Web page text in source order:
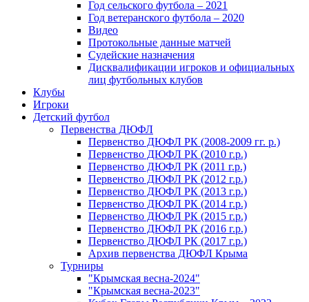
Год сельского футбола – 2021
Год ветеранского футбола – 2020
Видео
Протокольные данные матчей
Судейские назначения
Дисквалификации игроков и официальных
лиц футбольных клубов
Клубы
Игроки
Детский футбол
Первенства ДЮФЛ
Первенство ДЮФЛ РК (2008-2009 гг. р.)
Первенство ДЮФЛ РК (2010 г.р.)
Первенство ДЮФЛ РК (2011 г.р.)
Первенство ДЮФЛ РК (2012 г.р.)
Первенство ДЮФЛ РК (2013 г.р.)
Первенство ДЮФЛ РК (2014 г.р.)
Первенство ДЮФЛ РК (2015 г.р.)
Первенство ДЮФЛ РК (2016 г.р.)
Первенство ДЮФЛ РК (2017 г.р.)
Архив первенства ДЮФЛ Крыма
Турниры
"Крымская весна-2024"
"Крымская весна-2023"